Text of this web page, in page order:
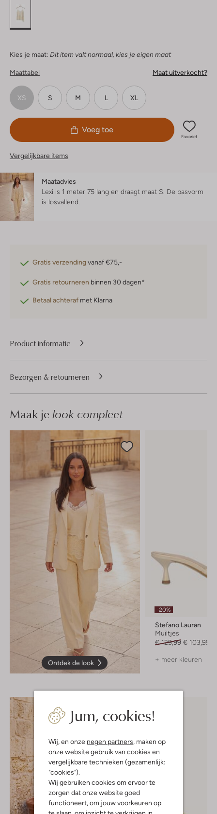
Jum, cookies!
Wij, en onze negen partners, maken op
onze website gebruik van cookies en
vergelijkbare technieken (gezamenlijk:
"cookies").
Wij gebruiken cookies om ervoor te
zorgen dat onze website goed
functioneert, om jouw voorkeuren op
Kies je maat: Dit item valt normaal, kies je eigen maat
Maattabel Maat uitverkocht?
XS S M L XL
Voeg toe
Favoriet
Vergelijkbare items
Maatadvies
Lexi is 1 meter 75 lang en draagt maat S. De pasvorm
is losvallend
Gratis verzendingvanaf €75,-
Gratis retourneren binnen 30 dagen*
Betaal achteraf met Klarna
Product informatie
Bezorgen & retourneren
Maak je look compleet
Ontdek de look
-20%
Stefano Lauran
Muiltjes
€ 129,99 € 103,99
+ meer kleuren